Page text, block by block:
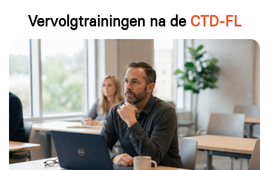
Vervolgtrainingen na de CTD-FL